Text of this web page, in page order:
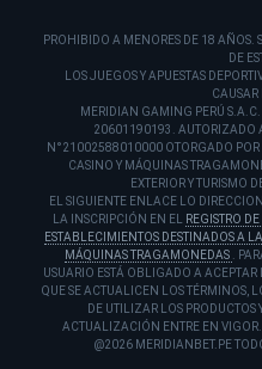
PROHIBIDO A MENORES DE 18 AÑOS.
DE
LOS JUEGOS Y APUESTAS
CAUSAR
MERIDIAN GAMING PERÚ
20601190193. AUTORIZADO
N°21002588010000 OTORGADO POR
CASINO Y MÁQUINAS
EXTERIOR Y TURISMO
EL SIGUIENTE ENLACE LO
LA INSCRIPCIÓN EN EL
REGISTRO
ESTABLECIMIENTOS DESTINADOS A
MÁQUINAS TRAGAMONEDAS
.
USUARIO ESTÁ OBLIGADO A
QUE SE ACTUALICEN LOS TÉRMINOS,
DE UTILIZAR LOS PRODUCTOS
ACTUALIZACIÓN ENTRE EN
@2026 MERIDIANBET.PE